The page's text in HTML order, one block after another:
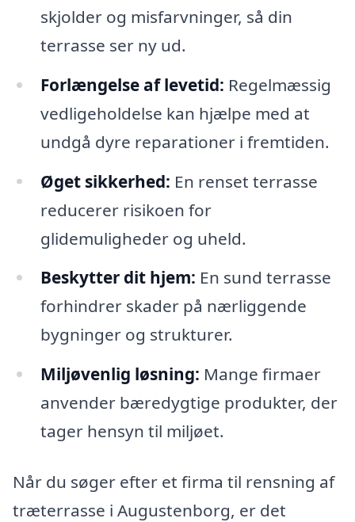
skjolder og misfarvninger, så din
terrasse ser ny ud.
Forlængelse af levetid: Regelmæssig
vedligeholdelse kan hjælpe med at
undgå dyre reparationer i fremtiden.
Øget sikkerhed: En renset terrasse
reducerer risikoen for
glidemuligheder og uheld.
Beskytter dit hjem: En sund terrasse
forhindrer skader på nærliggende
bygninger og strukturer.
Miljøvenlig løsning: Mange firmaer
anvender bæredygtige produkter, der
tager hensyn til miljøet.
Når du søger efter et firma til rensning af
træterrasse i Augustenborg, er det